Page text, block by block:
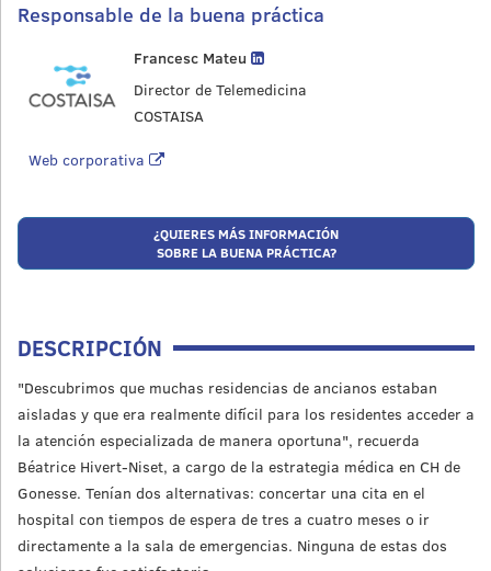
Responsable de la buena práctica
Francesc Mateu
Director de Telemedicina
COSTAISA
Web corporativa
¿QUIERES MÁS INFORMACIÓN
SOBRE LA BUENA PRÁCTICA?
DESCRIPCIÓN
"Descubrimos que muchas residencias de ancianos estaban
aisladas y que era realmente difícil para los residentes acceder a
la atención especializada de manera oportuna", recuerda
Béatrice Hivert-Niset, a cargo de la estrategia médica en CH de
Gonesse. Tenían dos alternativas: concertar una cita en el
hospital con tiempos de espera de tres a cuatro meses o ir
directamente a la sala de emergencias. Ninguna de estas dos